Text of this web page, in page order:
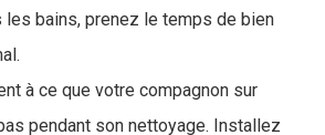
les bains, prenez le temps de bien
à ce que votre compagnon sur
pendant son nettoyage. Installez